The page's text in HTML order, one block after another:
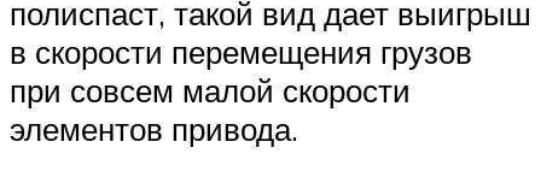
полиспаст, такой вид дает выигрыш
в скорости перемещения грузов
при совсем малой скорости
элементов привода.